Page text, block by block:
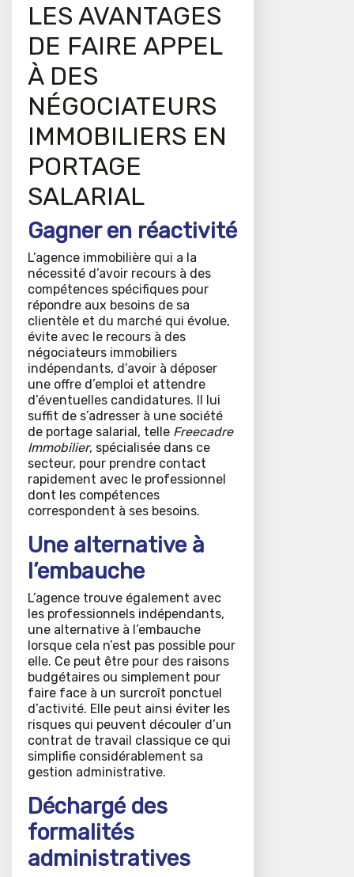
LES AVANTAGES
DE FAIRE APPEL
À DES
NÉGOCIATEURS
IMMOBILIERS EN
PORTAGE
SALARIAL
Gagner en réactivité
L’agence immobilière qui a la
nécessité d’avoir recours à des
compétences spécifiques pour
répondre aux besoins de sa
clientèle et du marché qui évolue,
évite avec le recours à des
négociateurs immobiliers
indépendants, d’avoir à déposer
une offre d’emploi et attendre
d’éventuelles candidatures. Il lui
suffit de s’adresser à une société
de portage salarial, telle Freecadre
Immobilier, spécialisée dans ce
secteur, pour prendre contact
rapidement avec le professionnel
dont les compétences
correspondent à ses besoins.
Une alternative à
l’embauche
L’agence trouve également avec
les professionnels indépendants,
une alternative à l’embauche
lorsque cela n’est pas possible pour
elle. Ce peut être pour des raisons
budgétaires ou simplement pour
faire face à un surcroît ponctuel
d’activité. Elle peut ainsi éviter les
risques qui peuvent découler d’un
contrat de travail classique ce qui
simplifie considérablement sa
gestion administrative.
Déchargé des
formalités
administratives